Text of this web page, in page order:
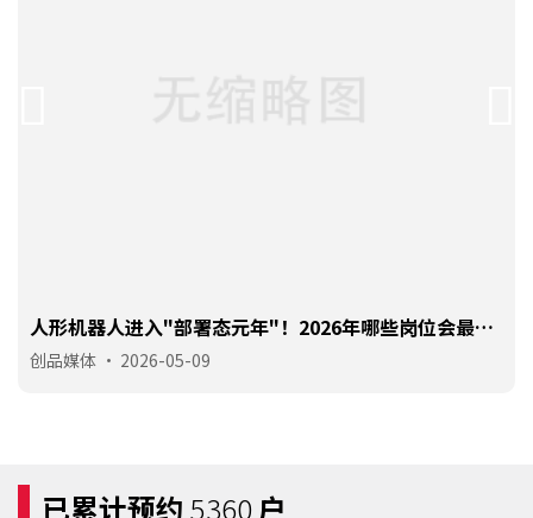
人形机器人进入"部署态元年"！2026年哪些岗位会最先
被机器人取代？
创品媒体 • 2026-05-09
已累计预约 5360户
手机号
135 **** 2424 预约成功